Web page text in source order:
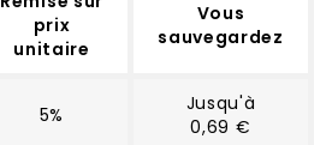
prix
unitaire
Vous
sauvegardez
5%
Jusqu'à
0,69 €